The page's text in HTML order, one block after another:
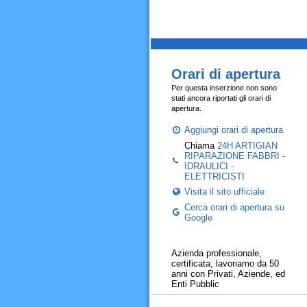
Orari di apertura
Per questa inserzione non sono
stati ancora riportati gli orari di
apertura.
Aggiungi orari di apertura
Chiama 24H ARTIGIAN
RIPARAZIONE FABBRI -
IDRAULICI -
ELETTRICISTI
Visita il sito ufficiale
Cerca orari di apertura su
Google
Azienda professionale,
certificata, lavoriamo da 50
anni con Privati, Aziende, ed
Enti Pubblic